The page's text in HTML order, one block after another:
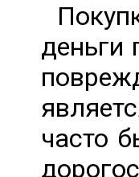
деньги
часто